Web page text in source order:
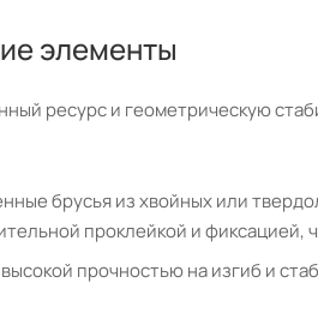
элементы
ресурс и геометрическую
брусья из хвойных или
проклейкой и фиксацией,
прочностью на изгиб и